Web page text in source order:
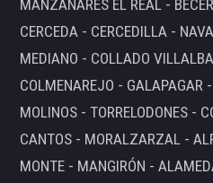
MANZANARES EL REAL -
CERCEDA - CERCEDILLA -
MEDIANO - COLLADO
COLMENAREJO - GALAPAGAR
MOLINOS - TORRELODONES -
CANTOS - MORALZARZAL -
MONTE - MANGIRÓN -